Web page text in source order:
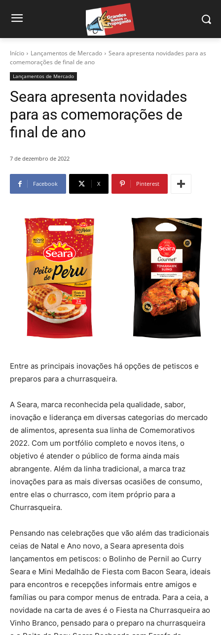
Início Lançamentos de Mercado
Seara apresenta novidades para as
comemorações de final de ano
Lançamentos de Mercado
Seara apresenta novidades
para as comemorações de
final de ano
7 de dezembro de 2022
Facebook X Pinterest
Entre as principais inovações há opções de petiscos e
preparos para a churrasqueira.
A Seara, marca reconhecida pela qualidade, sabor,
inovação e liderança em diversas categorias do mercado
de alimentos, apresenta sua linha de Comemorativos
2022. Com um portfólio completo e novos itens, o
objetivo é atender o público de forma ainda mais
abrangente. Além da linha tradicional, a marca traz
inovações para as mais diversas ocasiões de consumo,
entre elas o churrasco, com item próprio para a
Churrasqueira.
Pensando nas celebrações que vão além das tradicionais
ceias de Natal e Ano novo, a Seara apresenta dois
lançamentos em petiscos: o Bolinho de Pernil ao Curry
Seara e Mini Medalhão de Fiesta com Bacon Seara, ideais
para encontros e recepções informais entre amigos e
famílias ou para compor menus de entrada. Para a ceia, a
novidade na carta de aves é o Fiesta na Churrasqueira ao
Vinho Branco, pensado para o preparo na churrasqueira